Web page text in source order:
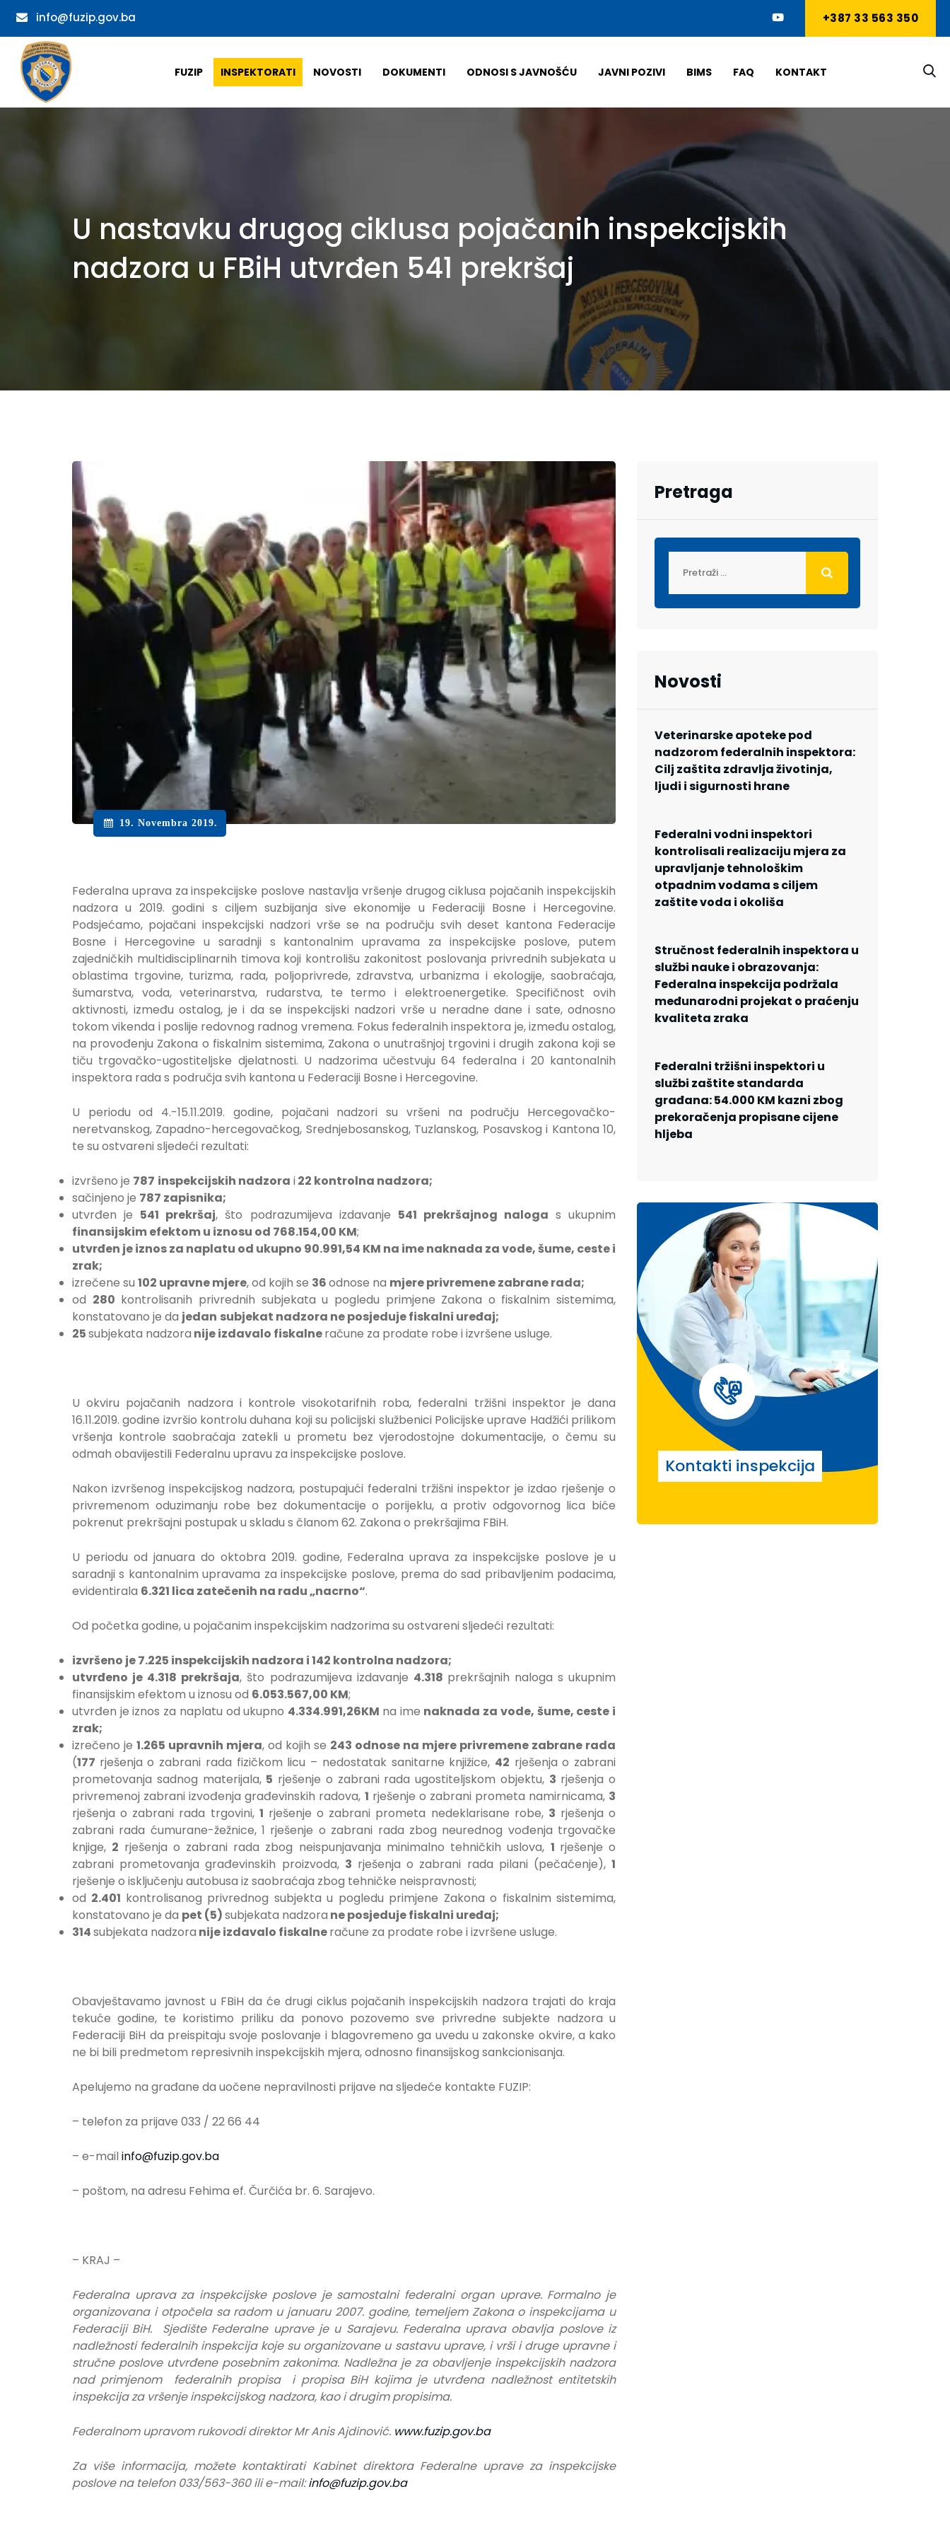
info@fuzip.gov.ba +387 33 563 350
FUZIP INSPEKTORATI NOVOSTI DOKUMENTI ODNOSI S JAVNOŠĆU JAVNI POZIVI BIMS FAQ KONTAKT
U nastavku drugog ciklusa pojačanih inspekcijskih
nadzora u FBiH utvrđen 541 prekršaj
19. Novembra 2019.
Federalna uprava za inspekcijske poslove nastavlja vršenje drugog ciklusa pojačanih inspekcijskih
nadzora u 2019. godini s ciljem suzbijanja sive ekonomije u Federaciji Bosne i Hercegovine.
Podsjećamo, pojačani inspekcijski nadzori vrše se na području svih deset kantona Federacije
Bosne i Hercegovine u saradnji s kantonalnim upravama za inspekcijske poslove, putem
zajedničkih multidisciplinarnih timova koji kontrolišu zakonitost poslovanja privrednih subjekata u
oblastima trgovine, turizma, rada, poljoprivrede, zdravstva, urbanizma i ekologije, saobraćaja,
šumarstva, voda, veterinarstva, rudarstva, te termo i elektroenergetike. Specifičnost ovih
aktivnosti, između ostalog, je i da se inspekcijski nadzori vrše u neradne dane i sate, odnosno
tokom vikenda i poslije redovnog radnog vremena. Fokus federalnih inspektora je, između ostalog,
na provođenju Zakona o fiskalnim sistemima, Zakona o unutrašnjoj trgovini i drugih zakona koji se
tiču trgovačko-ugostiteljske djelatnosti. U nadzorima učestvuju 64 federalna i 20 kantonalnih
inspektora rada s područja svih kantona u Federaciji Bosne i Hercegovine.
U periodu od 4.-15.11.2019. godine, pojačani nadzori su vršeni na području Hercegovačko-
neretvanskog, Zapadno-hercegovačkog, Srednjebosanskog, Tuzlanskog, Posavskog i Kantona 10,
te su ostvareni sljedeći rezultati:
izvršeno je 787 inspekcijskih nadzora i 22 kontrolna nadzora;
sačinjeno je 787 zapisnika;
utvrđen je 541 prekršaj, što podrazumijeva izdavanje 541 prekršajnog naloga s ukupnim
finansijskim efektom u iznosu od 768.154,00 KM;
utvrđen je iznos za naplatu od ukupno 90.991,54 KM na imenaknada za vode, šume, ceste i
zrak;
izrečene su 102 upravne mjere, od kojih se 36odnose na mjere privremene zabrane rada;
od 280 kontrolisanih privrednih subjekata u pogledu primjene Zakona o fiskalnim sistemima,
konstatovano je da jedan subjekat nadzora ne posjeduje fiskalni uređaj;
25subjekata nadzora nije izdavalo fiskalneračune za prodate robe i izvršene usluge.
U okviru pojačanih nadzora i kontrole visokotarifnih roba, federalni tržišni inspektor je dana
16.11.2019. godine izvršio kontrolu duhana koji su policijski službenici Policijske uprave Hadžići prilikom
vršenja kontrole saobraćaja zatekli u prometu bez vjerodostojne dokumentacije, o čemu su
odmah obavijestili Federalnu upravu za inspekcijske poslove.
Nakon izvršenog inspekcijskog nadzora, postupajući federalni tržišni inspektor je izdao rješenje o
privremenom oduzimanju robe bez dokumentacije o porijeklu, a protiv odgovornog lica biće
pokrenut prekršajni postupak u skladu s članom 62. Zakona o prekršajima FBiH.
U periodu od januara do oktobra 2019. godine, Federalna uprava za inspekcijske poslove je u
saradnji s kantonalnim upravama za inspekcijske poslove, prema do sad pribavljenim podacima,
evidentirala 6.321 lica zatečenih na radu „nacrno“.
Od početka godine, u pojačanim inspekcijskim nadzorima su ostvareni sljedeći rezultati:
izvršeno je7.225 inspekcijskih nadzora i142 kontrolna nadzora;
utvrđeno je 4.318 prekršaja, što podrazumijeva izdavanje 4.318 prekršajnih naloga s ukupnim
finansijskim efektom u iznosu od 6.053.567,00 KM;
utvrđen je iznos za naplatu od ukupno 4.334.991,26KM na ime naknada za vode, šume, ceste i
zrak;
izrečeno je1.265 upravnih mjera, od kojih se 243 odnose na mjere privremene zabrane rada
(177 rješenja o zabrani rada fizičkom licu – nedostatak sanitarne knjižice, 42 rješenja o zabrani
prometovanja sadnog materijala, 5 rješenje o zabrani rada ugostiteljskom objektu, 3 rješenja o
privremenoj zabrani izvođenja građevinskih radova, 1 rješenje o zabrani prometa namirnicama, 3
rješenja o zabrani rada trgovini, 1 rješenje o zabrani prometa nedeklarisane robe, 3 rješenja o
zabrani rada ćumurane-žežnice, 1 rješenje o zabrani rada zbog neurednog vođenja trgovačke
knjige, 2 rješenja o zabrani rada zbog neispunjavanja minimalno tehničkih uslova, 1 rješenje o
zabrani prometovanja građevinskih proizvoda, 3 rješenja o zabrani rada pilani (pečaćenje),1
rješenje o isključenju autobusa iz saobraćaja zbog tehničke neispravnosti;
od 2.401 kontrolisanog privrednog subjekta u pogledu primjene Zakona o fiskalnim sistemima,
konstatovano je da pet (5)subjekata nadzora ne posjeduje fiskalni uređaj;
314subjekata nadzora nije izdavalo fiskalneračune za prodate robe i izvršene usluge.
Obavještavamo javnost u FBiH da će drugi ciklus pojačanih inspekcijskih nadzora trajati do kraja
tekuće godine, te koristimo priliku da ponovo pozovemo sve privredne subjekte nadzora u
Federaciji BiH da preispitaju svoje poslovanje i blagovremeno ga uvedu u zakonske okvire, a kako
ne bi bili predmetom represivnih inspekcijskih mjera, odnosno finansijskog sankcionisanja.
Apelujemo na građane da uočene nepravilnosti prijave na sljedeće kontakte FUZIP:
– telefon za prijave 033 / 22 66 44
– e-mail info@fuzip.gov.ba
– poštom, na adresu Fehima ef. Čurčića br. 6. Sarajevo.
– KRAJ –
Federalna uprava za inspekcijske poslove je samostalni federalni organ uprave. Formalno je
organizovana i otpočela sa radom u januaru 2007. godine, temeljem Zakona o inspekcijama u
Federaciji BiH. Sjedište Federalne uprave je u Sarajevu. Federalna uprava obavlja poslove iz
nadležnosti federalnih inspekcija koje su organizovane u sastavu uprave, i vrši i druge upravne i
stručne poslove utvrđene posebnim zakonima. Nadležna je za obavljenje inspekcijskih nadzora
nad primjenom federalnih propisa i propisa BiH kojima je utvrđena nadležnost entitetskih
inspekcija za vršenje inspekcijskog nadzora, kao i drugim propisima.
Federalnom upravom rukovodi direktor Mr Anis Ajdinović. www.fuzip.gov.ba
Za više informacija, možete kontaktirati Kabinet direktora Federalne uprave za inspekcijske
poslove na telefon 033/563-360 ili e-mail:info@fuzip.gov.ba
Pretraga
Novosti
Veterinarske apoteke pod
nadzorom federalnih inspektora:
Cilj zaštita zdravlja životinja,
ljudi i sigurnosti hrane
Federalni vodni inspektori
kontrolisali realizaciju mjera za
upravljanje tehnološkim
otpadnim vodama s ciljem
zaštite voda i okoliša
Stručnost federalnih inspektora u
službi nauke i obrazovanja:
Federalna inspekcija podržala
međunarodni projekat o praćenju
kvaliteta zraka
Federalni tržišni inspektori u
službi zaštite standarda
građana: 54.000 KM kazni zbog
prekoračenja propisane cijene
hljeba
Kontakti inspekcija